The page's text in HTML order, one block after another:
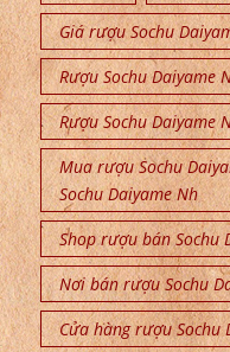
Giá rượu Sochu
Rượu Sochu Daiyame
Rượu Sochu Daiyame
Mua rượu Sochu
Sochu Daiyame Nh
Shop rượu bán Sochu
Nơi bán rượu Sochu
Cửa hàng rượu Sochu